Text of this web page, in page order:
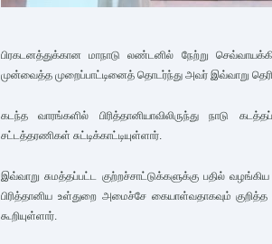
பிரகடனத்துக்கான மாநாடு லண்டனில் நேற்று
முன்வைத்த முறைப்பாட்டினைத் தொடர்ந்து அவர் இவ்வாறு
கடந்த வாரங்களில் பிரித்தானியாவிலிருந்து நாடு
சட்டத்தரணிகள் சுட்டிக்காட்டியுள்ளார்.
இவ்வாறு சுமத்தப்பட்ட குற்றச்சாட்டுக்களுக்கு பதில்
பிரித்தானிய உள்துறை அமைச்சே கையாள்வதாகவும்
கூறியுள்ளார்.